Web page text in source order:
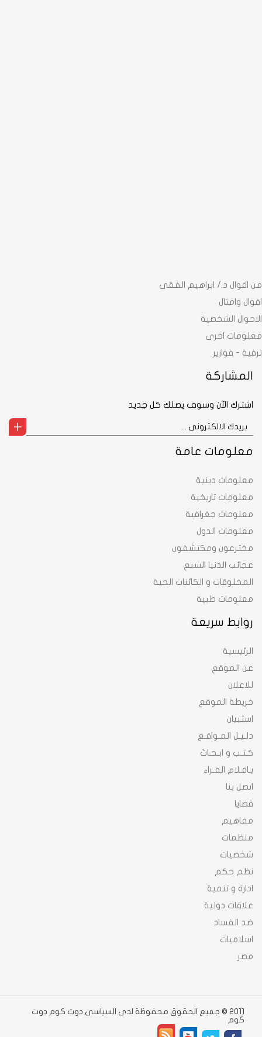
روابط سريعة
الرئيسية
عن الموقع
للاعلان
خريطة الموقع
استبيان
دلـيـل المـواقـع
كـتـب و ابـحـاث
بـاقـلام القـراء
اتصل بنا
قضايا
مفاهيم
منظمات
شخصيات
نظم حكم
ادارة و تنمية
علاقات دولية
ضد الفساد
اسلاميات
مصر
معلومات عامة
معلومات دينية
معلومات تاريخية
معلومات جغرافية
معلومات الدول
مخترعون ومكتشفون
عجائب الدنيا السبع
المخلوقات و الكائنات الحية
معلومات طبية
من اقوال د./ ابراهيم الفقى
اقوال وامثال
الاحوال الشخصية
معلومات اخرى
ترفية - فوازير
المشاركة
اشترك الآن وسوف يصلك كل جديد
2011 © جميع الحقوق محفوظة لدى السياسى دوت كوم دوت
كوم